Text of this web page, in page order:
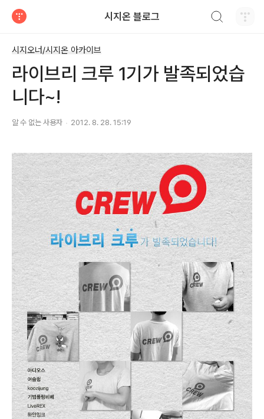
시지온 블로그
시지오너/시지온 아카이브
라이브리 크루 1기가 발족되었습
니다~!
알 수 없는 사용자 2012. 8. 28. 15:19